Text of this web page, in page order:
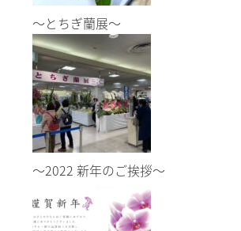
～とちぎ蘭展～
～2022 新年のご挨拶～